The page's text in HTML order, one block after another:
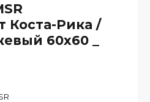
Коста-Рика /
60x60 _